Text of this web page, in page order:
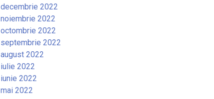
decembrie 2022
noiembrie 2022
octombrie 2022
septembrie 2022
august 2022
iulie 2022
iunie 2022
mai 2022